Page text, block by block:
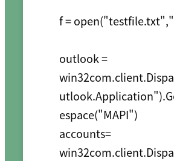
f =
outlook =
espace("MAPI")
accounts=